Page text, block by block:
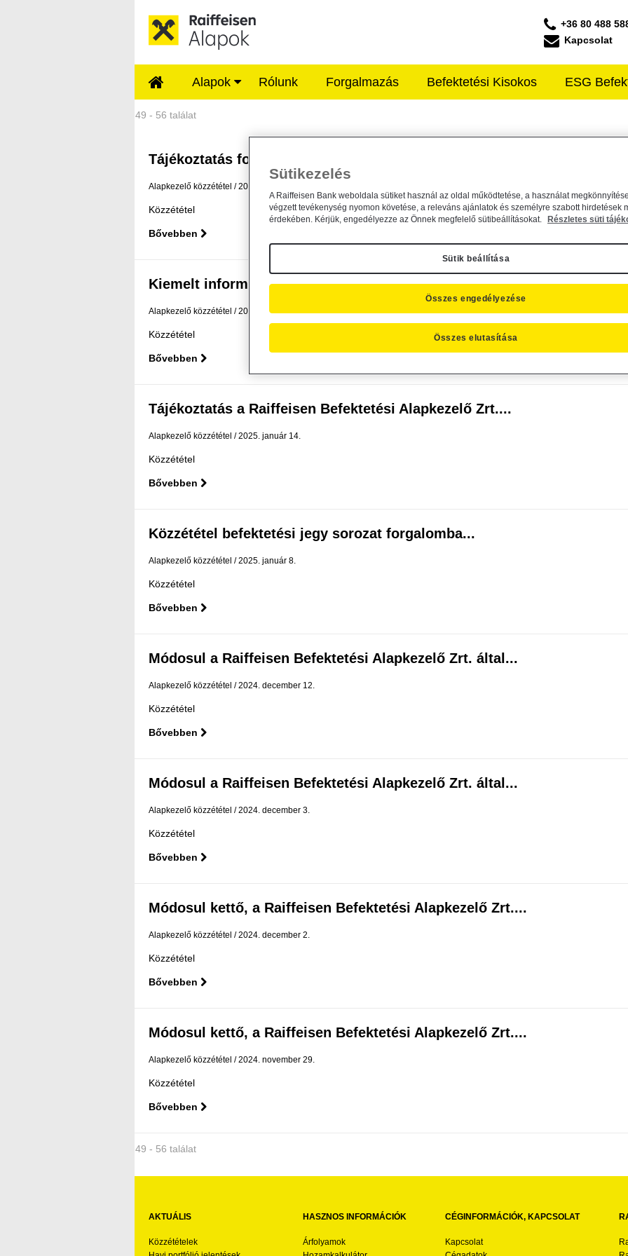
+36 80 488
Kapcsolat
Alapok Rólunk Forgalmazás Befektetési Kisokos ESG
Közzétételek - Raiffeisen ALAPKEZELŐ
49 - 56 találat
Tájékoztatás forgalmazási, elszámolási és értékelési...
Alapkezelő közzététel 2025. március 7.
Közzététel
Bővebben
Kiemelt információkat tartalmazó dokumentum módosítás
Alapkezelő közzététel 2025. január 22.
Közzététel
Bővebben
Tájékoztatás a Raiffeisen Befektetési Alapkezelő Zrt....
Alapkezelő közzététel 2025. január 14.
Közzététel
Bővebben
Közzététel befektetési jegy sorozat forgalomba...
Alapkezelő közzététel 2025. január 8.
Közzététel
Bővebben
Módosul a Raiffeisen Befektetési Alapkezelő Zrt. által...
Alapkezelő közzététel 2024. december 12.
Közzététel
Bővebben
Módosul a Raiffeisen Befektetési Alapkezelő Zrt. által...
Alapkezelő közzététel 2024. december 3.
Közzététel
Bővebben
Módosul kettő, a Raiffeisen Befektetési Alapkezelő Zrt....
Alapkezelő közzététel 2024. december 2.
Közzététel
Bővebben
Módosul kettő, a Raiffeisen Befektetési Alapkezelő Zrt....
Alapkezelő közzététel 2024. november 29.
Közzététel
Bővebben
49 - 56 találat
AKTUÁLIS
Közzétételek
HASZNOS INFORMÁCIÓK
Árfolyamok
CÉGINFORMÁCIÓK, KAPCSOLAT
Kapcsolat
Sütikezelés
A Raiffeisen Bank weboldala sütiket használ az oldal működtetése, a használat
végzett tevékenység nyomon követése, a releváns ajánlatok és személyre szabott hirdetések
érdekében. Kérjük, engedélyezze az Önnek megfelelő sütibeállításokat. Részletes süti
Sütik beállítása
Összes elutasítása
Összes engedélyezése